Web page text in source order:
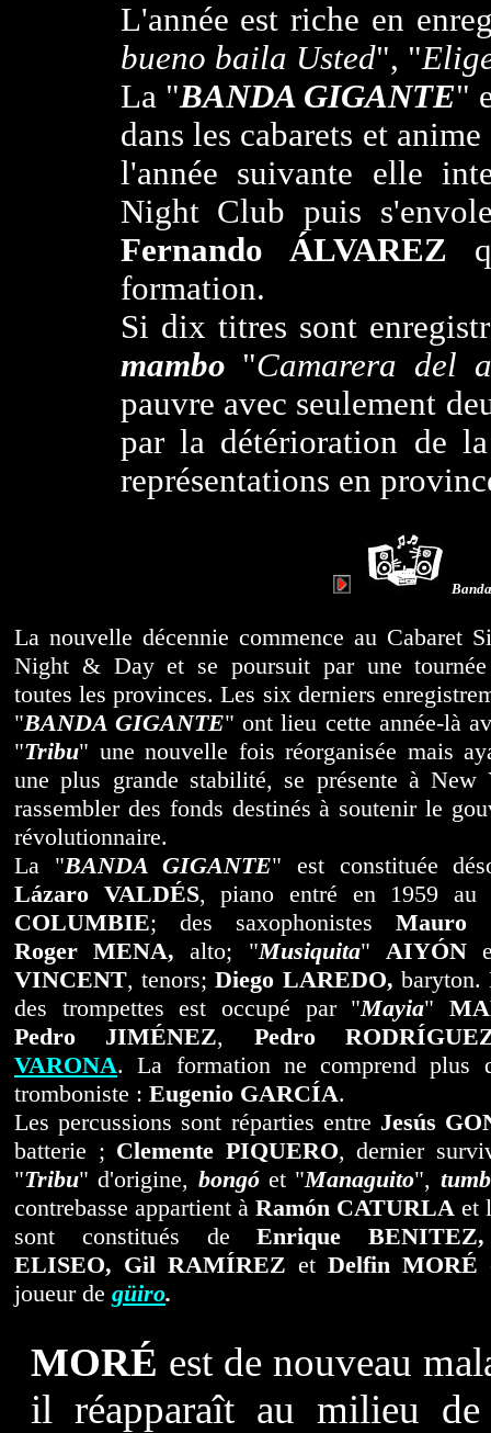
L'année est riche en
bueno baila Usted", "
La "BANDA GIGANTE"
dans les cabarets et
l'année suivante elle
Night Club puis
Fernando ÁLVAREZ
formation.
Si dix titres sont
mambo "Camarera del
pauvre avec seulement
par la détérioration de
représentations en
La nouvelle décennie commence au Cabaret
Night & Day et se poursuit par une
toutes les provinces. Les six derniers
"BANDA GIGANTE" ont lieu cette année-là
"Tribu" une nouvelle fois réorganisée mais
une plus grande stabilité, se présente à New
rassembler des fonds destinés à soutenir le
révolutionnaire.
La "BANDAGIGANTE" est constituée
Lázaro VALDÉS, piano entré en 1959 au
COLUMBIE; des saxophonistes Mauro
Roger MENA,alto; "Musiquita" AIYÓN
VINCENT, tenors;Diego LAREDO, baryton.
des trompettes est occupé par "Mayia"
Pedro JIMÉNEZ, Pedro
VARONA. La formation ne comprend plus
tromboniste : Eugenio GARCÍA.
Les percussions sont réparties entre Jesús
batterie ; Clemente PIQUERO, dernier
"Tribu" d'origine, bongóet "Managuito",
contrebasse appartient à Ramón CATURLA et
sont constitués deEnrique
ELISEO, Gil RAMÍREZ et Delfin MORÉ
joueur de güiro.
MORÉ est de nouveau
il réapparaît au milieu